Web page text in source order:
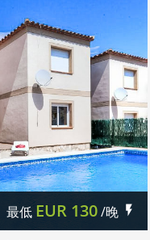
最低 EUR 130/晚